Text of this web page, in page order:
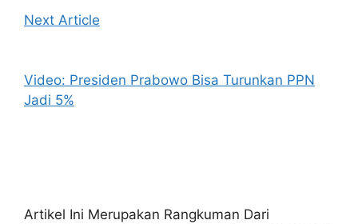
Next Article
Video: Presiden Prabowo Bisa Turunkan PPN
Jadi 5%
Artikel Ini Merupakan Rangkuman Dari